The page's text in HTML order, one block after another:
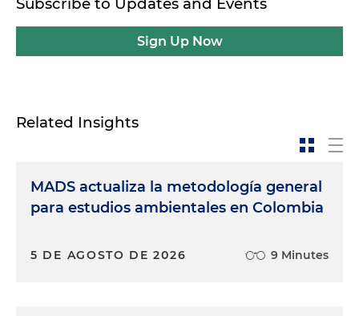
Sign Up Now
Related Insights
MADS actualiza la metodología general
para estudios ambientales en Colombia
5 DE AGOSTO DE 2026 9 Minutes